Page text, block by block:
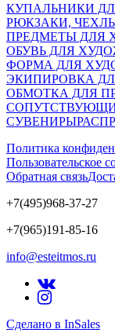
КУПАЛЬНИКИ
РЮКЗАКИ,
ПРЕДМЕТЫ ДЛЯ
ОБУВЬ ДЛЯ
ФОРМА ДЛЯ
ЭКИПИРОВКА
ОБМОТКА ДЛЯ
СУВЕНИРЫ
Политика
Пользовательское
Обратная связь
+7(495)968-37-27
+7(965)191-85-16
info@esteitmos.ru
Сделано в InSales